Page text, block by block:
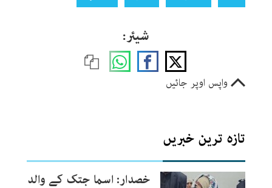
شیئر:
واپس اوپر جائیں
تازہ ترین خبریں
خصدار: اسما جتک کے والد